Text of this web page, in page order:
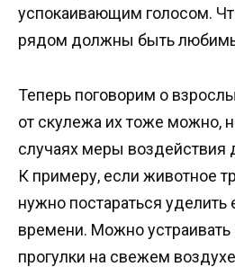
успокаивающим голосом.
рядом должны быть
Теперь поговорим о
от скулежа их тоже можно,
случаях меры воздействия
К примеру, если животное
нужно постараться
времени. Можно
прогулки на свежем